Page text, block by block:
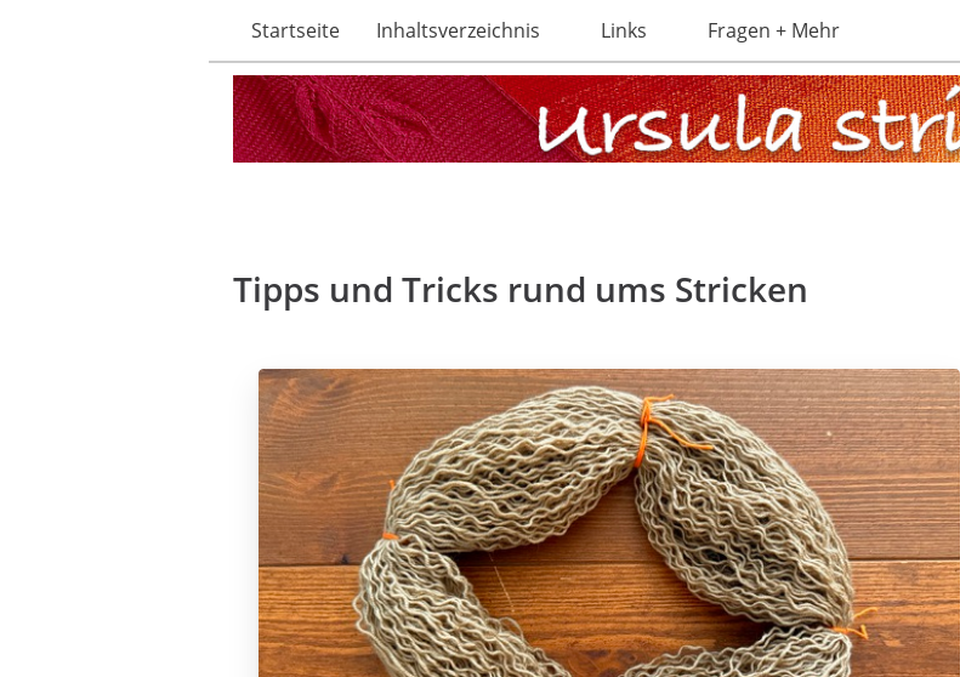
Startseite Inhaltsverzeichnis Links Fragen + Mehr
Tipps und Tricks rund ums Stricken